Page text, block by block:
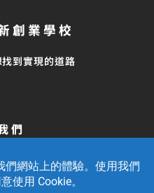
創業學校
到實現的道路
們
言